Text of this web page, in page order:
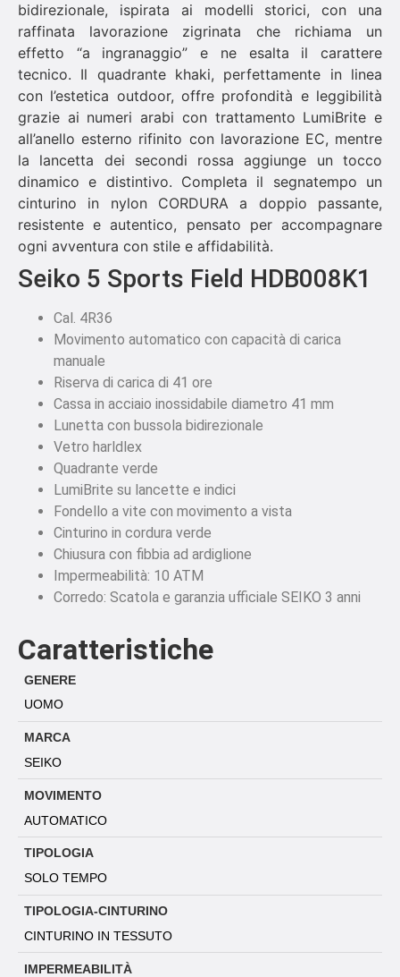
bidirezionale, ispirata ai modelli storici, con una
raffinata lavorazione zigrinata che richiama un
effetto “a ingranaggio” e ne esalta il carattere
tecnico. Il quadrante khaki, perfettamente in linea
con l’estetica outdoor, offre profondità e leggibilità
grazie ai numeri arabi con trattamento LumiBrite e
all’anello esterno rifinito con lavorazione EC, mentre
la lancetta dei secondi rossa aggiunge un tocco
dinamico e distintivo. Completa il segnatempo un
cinturino in nylon CORDURA a doppio passante,
resistente e autentico, pensato per accompagnare
ogni avventura con stile e affidabilità.
Seiko 5 Sports Field HDB008K1
Cal. 4R36
Movimento automatico con capacità di carica
manuale
Riserva di carica di 41 ore
Cassa in acciaio inossidabile diametro 41 mm
Lunetta con bussola bidirezionale
Vetro harldlex
Quadrante verde
LumiBrite su lancette e indici
Fondello a vite con movimento a vista
Cinturino in cordura verde
Chiusura con fibbia ad ardiglione
Impermeabilità: 10 ATM
Corredo: Scatola e garanzia ufficiale SEIKO 3 anni
Caratteristiche
GENERE
UOMO
MARCA
SEIKO
MOVIMENTO
AUTOMATICO
TIPOLOGIA
SOLO TEMPO
TIPOLOGIA-CINTURINO
CINTURINO IN TESSUTO
IMPERMEABILITÀ